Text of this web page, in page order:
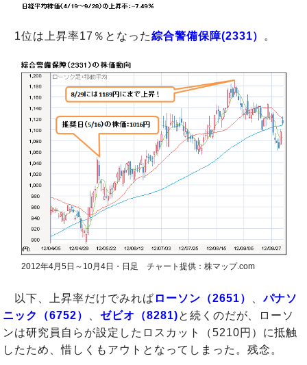
1位は上昇率17％となった綜合警備保障(2331） 。
2012年4月5日～10月4日・日足 チャート提供：株マップ.com
以下、上昇率だけでみれば ローソン（2651） 、パナソ
ニック（6752）
、ゼビオ（8281)と続くのだが、ローソ
ンは研究員自らが設定したロスカット（5210円）に抵触
したため、惜しくもアウトとなってしまった。残念。